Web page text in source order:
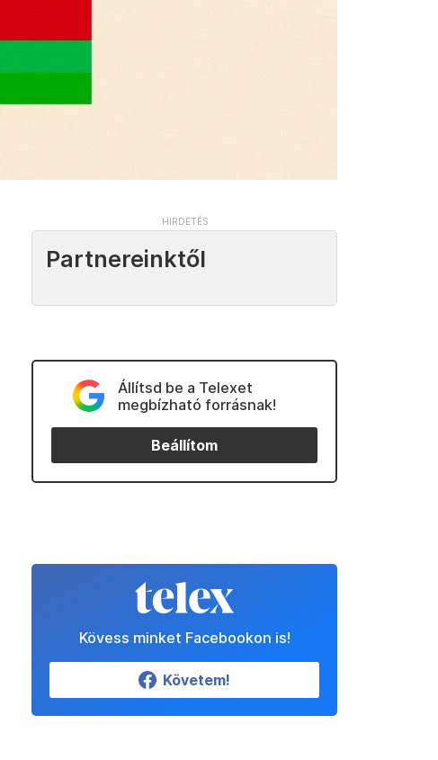
Partnereinktől
Állítsd be a Telexet
megbízható forrásnak!
Beállítom
Kövess minket Facebookon is!
Követem!